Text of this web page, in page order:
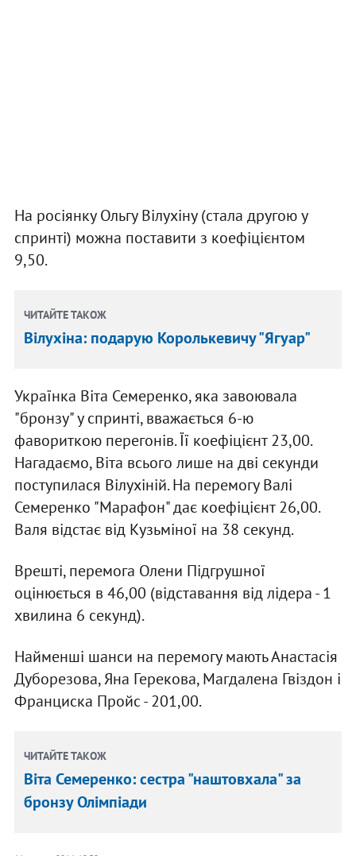
На росіянку Ольгу Вілухіну (стала другою у
спринті) можна поставити з коефіцієнтом
9,50.
ЧИТАЙТЕ ТАКОЖ
Вілухіна: подарую Королькевичу "Ягуар"
Українка Віта Семеренко, яка завоювала
"бронзу" у спринті, вважається 6-ю
фавориткою перегонів. Її коефіцієнт 23,00.
Нагадаємо, Віта всього лише на дві секунди
поступилася Вілухіній. На перемогу Валі
Семеренко "Марафон" дає коефіцієнт 26,00.
Валя відстає від Кузьміної на 38 секунд.
Врешті, перемога Олени Підгрушної
оцінюється в 46,00 (відставання від лідера - 1
хвилина 6 секунд).
Найменші шанси на перемогу мають Анастасія
Дуборезова, Яна Герекова, Магдалена Гвіздон і
Франциска Пройс - 201,00.
ЧИТАЙТЕ ТАКОЖ
Віта Семеренко: сестра "наштовхала" за
бронзу Олімпіади